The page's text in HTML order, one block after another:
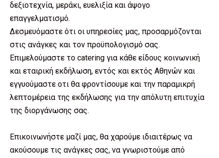
δεξιοτεχνία, μεράκι, ευελιξία και άψογο
επαγγελματισμό.
Δεσμευόμαστε ότι οι υπηρεσίες μας, προσαρμόζονται
στις ανάγκες και τον προϋπολογισμό σας.
Επιμελούμαστε το catering για κάθε είδους κοινωνική
και εταιρική εκδήλωση, εντός και εκτός Αθηνών και
εγγυούμαστε οτι θα φροντίσουμε και την παραμικρή
λεπτομέρεια της εκδήλωσης για την απόλυτη επιτυχία
της διοργάνωσης σας.
Επικοινωνήστε μαζί μας, θα χαρούμε ιδιαιτέρως να
ακούσουμε τις ανάγκες σας, να γνωριστούμε από